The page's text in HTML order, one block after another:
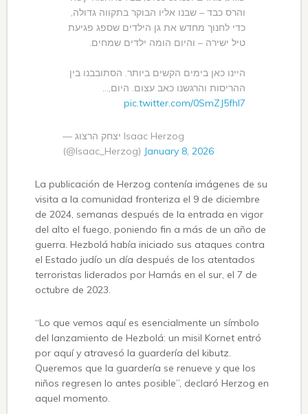
והרס כבד – שבנו אליו הבוקר בתקווה גדולה,
כדי לחנוך מחדש את גן הילדים שספג פגיעת
טיל ישירה – והיום הומה ילדים שמחים.
היינו כאן בימים הקשים ביותר. הסתובבנו בין
ההריסות והרגשנו כאב עצום. היום,…
pic.twitter.com/0SmZJ5fhI7
— יצחק הרצוג Isaac Herzog
(@Isaac_Herzog) January 8, 2026
La publicación de Herzog contenía imágenes de su
visita a la comunidad fronteriza el 9 de diciembre
de 2024, semanas después de la entrada en vigor
del alto el fuego, poniendo fin a más de un año de
guerra. Hezbolá había iniciado sus ataques contra
el Estado judío un día después de los atentados
terroristas liderados por Hamás en el sur, el 7 de
octubre de 2023.
“Lo que vemos aquí es esencialmente un símbolo
del lanzamiento de Hezbolá: un misil Kornet entró
por aquí y atravesó la guardería del kibutz.
Queremos que la guardería se renueve y que los
niños regresen lo antes posible”, declaró Herzog en
aquel momento.